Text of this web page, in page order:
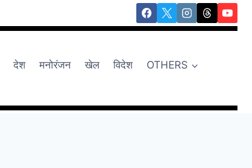
देश मनोरंजन खेल विदेश OTHERS